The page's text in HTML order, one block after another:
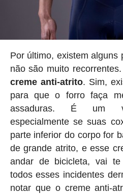
Por último, existem alguns
não são muito recorrentes.
creme anti-atrito. Sim,
para que o forro faça
assaduras. É um
especialmente se suas
parte inferior do corpo for
de grande atrito, e esse
andar de bicicleta, vai
todos esses incidentes
notar que o creme anti-